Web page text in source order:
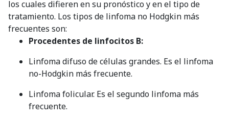
los cuales difieren en su pronóstico y en el tipo de
tratamiento. Los tipos de linfoma no Hodgkin más
frecuentes son:
Procedentes de linfocitos B:
Linfoma difuso de células grandes. Es el linfoma
no-Hodgkin más frecuente.
Linfoma folicular. Es el segundo linfoma más
frecuente.